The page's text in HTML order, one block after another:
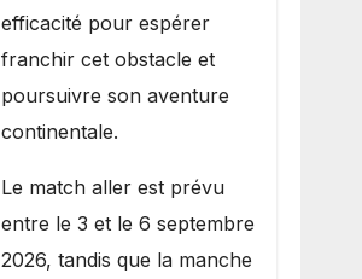
efficacité pour espérer
franchir cet obstacle et
poursuivre son aventure
continentale.
Le match aller est prévu
entre le 3 et le 6 septembre
2026, tandis que la manche